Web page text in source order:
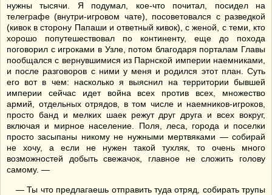
нужны тысячи. Я подумал, кое-что почитал, посидел на
телеграфе (внутри-игровом чате), посоветовался с разведкой
(кивок в сторону Папаши и ответный кивок), с женой, с теми, кто
хорошо попутешествовал по континенту, еще до похода
поговорил с игроками в Узле, потом благодаря порталам Главы
пообщался с вернувшимися из Парнской империи наемниками,
и после разговоров с ними у меня и родился этот план. Суть
его вот в чем: насколько я выяснил на территории бывшей
империи сейчас идет война всех против всех, множество
армий, отдельных отрядов, в том числе и наемников-игроков,
просто банд и мелких шаек режут друг друга и всех вокруг,
включая и мирное население. Поля, леса, города и поселки
просто засыпаны никому не нужными мертвяками — собирай
не хочу, а если не нужен такой тухляк, то очень много
возможностей добыть свежачок, главное не сложить голову
самому. —
— Ты что предлагаешь отправить туда отряд, собирать трупы